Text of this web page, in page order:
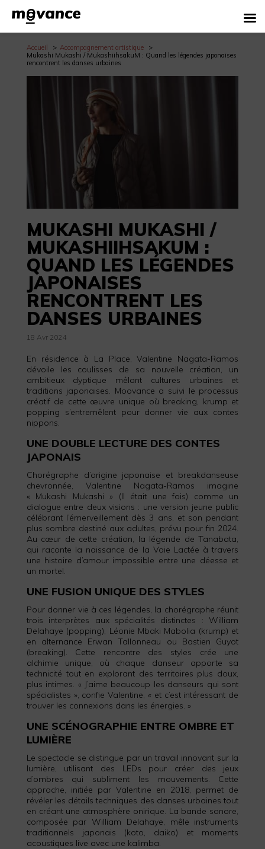
Accueil
Accompagnement artistique
Mukashi Mukashi / MukashiihsakuM : Quand les légendes japonaises
rencontrent les danses urbaines
MUKASHI MUKASHI /
MUKASHIIHSAKUM :
QUAND LES LÉGENDES
JAPONAISES
RENCONTRENT LES
DANSES URBAINES
18 Avr 2024
En résidence à La Place, Valentine Nagata-Ramos
dévoile les coulisses de sa nouvelle création, un
ambitieux dyptique mêlant cultures urbaines et
traditions japonaises. Moovance a suivi le processus
créatif de cette œuvre unique où breaking, krump et
popping s’entremêlent pour donner vie aux contes
nippons.
UNE DOUBLE LECTURE DES CONTES
JAPONAIS
Chorégraphe d’origine japonaise et breakdanseuse
chevronnée, Valentine Nagata-Ramos imagine
« Mukashi Mukashi » (Il était une fois) comme un
dialogue entre deux visions : une version jeune public
célébrant l’émerveillement dès 3 ans, et son pendant
plus sombre destiné aux adultes, prévu pour fin 2024.
Au cœur de cette création, la légende de Tanabata,
qui raconte la naissance de la Voie Lactée à travers
une histoire d’amour impossible entre une déesse et
un mortel.
UNE FUSION UNIQUE DES STYLES
Pour donner vie à ces légendes, la chorégraphe réunit
trois interprètes aux spécialités distinctes : William
Delahaye (popping), Léonie Mbaki Mabolia (krump) et
en alternance Erwan Tallonneau ou Bastien Guyot
(breaking). Cette rencontre des styles crée une
alchimie unique, où chaque danseur apporte sa
technicité tout en explorant des territoires plus doux,
plus intimes. « J’aime beaucoup les danseurs qui sont
spécialistes », confie Valentine, « et c’est intéressant de
trouver les connexions dans les énergies. »
UNE SCÉNOGRAPHIE ENTRE OMBRE ET
LUMIÈRE
Le spectacle se distingue par un travail innovant sur la
lumière, utilisant des LEDs pour créer des jeux
d’ombres qui subliment les mouvements. Cette
approche, initiée par Valentine en 2018, permet de
révéler les détails techniques des danses urbaines tout
en créant une atmosphère onirique. La bande sonore,
composée par William Delahaye, mêle instruments
traditionnels japonais (koto, daiko) et moments
acoustiques live avec une kalimba.